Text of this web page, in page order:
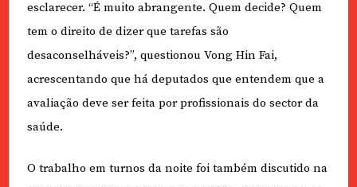
esclarecer. “É muito abrangente. Quem decide? Quem
tem o direito de dizer que tarefas são
desaconselháveis?”, questionou Vong Hin Fai,
acrescentando que há deputados que entendem que a
avaliação deve ser feita por profissionais do sector da
saúde.
O trabalho em turnos da noite foi também discutido na